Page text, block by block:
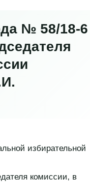
№ 58/18-6
избирательной
комиссии, в